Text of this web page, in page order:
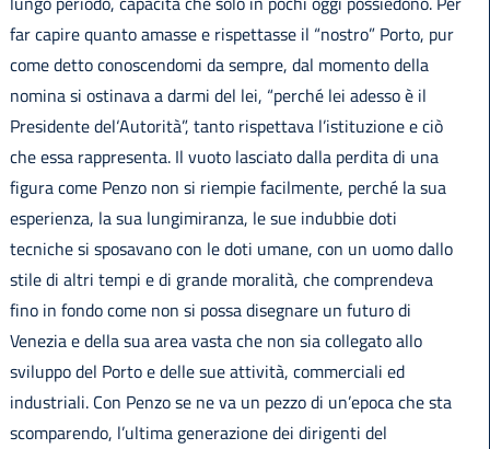
far capire quanto amasse e rispettasse il “nostro” Porto, pur
come detto conoscendomi da sempre, dal momento della
nomina si ostinava a darmi del lei, “perché lei adesso è il
Presidente del‘Autorità”, tanto rispettava l’istituzione e ciò
che essa rappresenta. Il vuoto lasciato dalla perdita di una
figura come Penzo non si riempie facilmente, perché la sua
esperienza, la sua lungimiranza, le sue indubbie doti
tecniche si sposavano con le doti umane, con un uomo dallo
stile di altri tempi e di grande moralità, che comprendeva
fino in fondo come non si possa disegnare un futuro di
Venezia e della sua area vasta che non sia collegato allo
sviluppo del Porto e delle sue attività, commerciali ed
industriali. Con Penzo se ne va un pezzo di un’epoca che sta
scomparendo, l’ultima generazione dei dirigenti del